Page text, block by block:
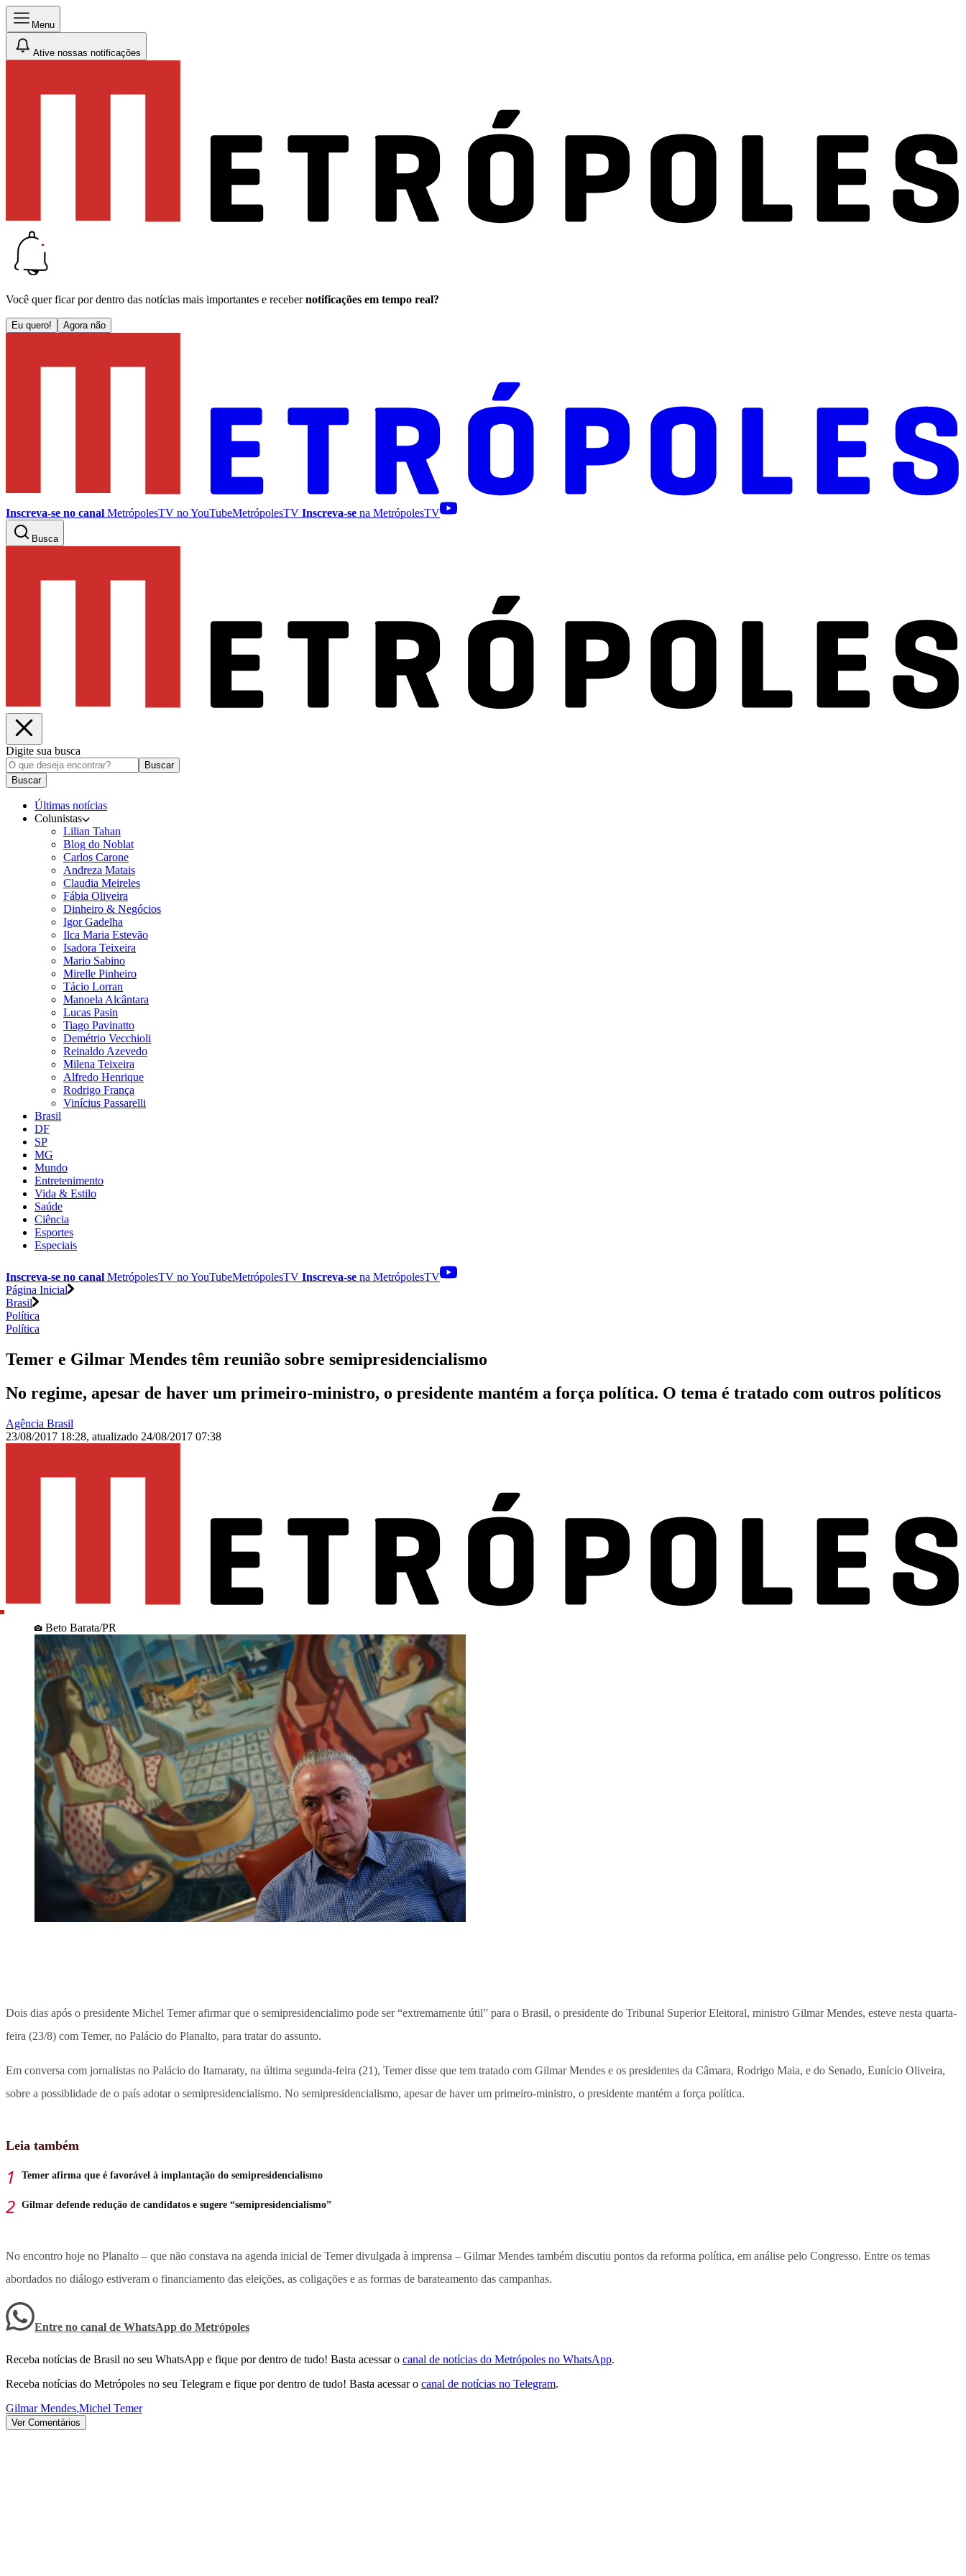
Menu
Ative nossas notificações
Você quer ficar por dentro das notícias mais importantes e receber notificações em tempo real?
Eu quero! Agora não
Inscreva-se no canal MetrópolesTV noYouTubeMetrópolesTV Inscreva-se na MetrópolesTV
Busca
Digite sua busca
Buscar
Buscar
Últimas notícias
Colunistas
Lilian Tahan
Blog do Noblat
Carlos Carone
Andreza Matais
Claudia Meireles
Fábia Oliveira
Dinheiro & Negócios
Igor Gadelha
Ilca Maria Estevão
Isadora Teixeira
Mario Sabino
Mirelle Pinheiro
Tácio Lorran
Manoela Alcântara
Lucas Pasin
Tiago Pavinatto
Demétrio Vecchioli
Reinaldo Azevedo
Milena Teixeira
Alfredo Henrique
Rodrigo França
Vinícius Passarelli
Brasil
DF
SP
MG
Mundo
Entretenimento
Vida & Estilo
Saúde
Ciência
Esportes
Especiais
Inscreva-se no canal MetrópolesTV noYouTubeMetrópolesTV Inscreva-se na MetrópolesTV
Página Inicial
Brasil
Política
Política
Temer e Gilmar Mendes têm reunião sobre semipresidencialismo
No regime, apesar de haver um primeiro-ministro, o presidente mantém a força política. O tema é tratado com outros políticos
Agência Brasil
23/08/2017 18:28, atualizado 24/08/2017 07:38
Beto Barata/PR
Dois dias após o presidente Michel Temer afirmar que o semipresidencialimo pode ser “extremamente útil” para o Brasil, o presidente do Tribunal Superior Eleitoral, ministro Gilmar Mendes, esteve nesta quarta-
feira (23/8) com Temer, no Palácio do Planalto, para tratar do assunto.
Em conversa com jornalistas no Palácio do Itamaraty, na última segunda-feira (21), Temer disse que tem tratado com Gilmar Mendes e os presidentes da Câmara, Rodrigo Maia, e do Senado, Eunício Oliveira,
sobre a possiblidade de o país adotar o semipresidencialismo. No semipresidencialismo, apesar de haver um primeiro-ministro, o presidente mantém a força política.
Leia também
Temer afirma que é favorável à implantação do semipresidencialismo
Gilmar defende redução de candidatos e sugere “semipresidencialismo”
No encontro hoje no Planalto – que não constava na agenda inicial de Temer divulgada à imprensa – Gilmar Mendes também discutiu pontos da reforma política, em análise pelo Congresso. Entre os temas
abordados no diálogo estiveram o financiamento das eleições, as coligações e as formas de barateamento das campanhas.
Entre no canal de WhatsApp do Metrópoles
Receba notícias de Brasil no seu WhatsApp e fique por dentro de tudo! Basta acessar o canal de notícias do Metrópoles no WhatsApp.
Receba notícias do Metrópoles no seu Telegram e fique por dentro de tudo! Basta acessar o canal de notícias no Telegram.
Gilmar Mendes,Michel Temer
Ver Comentários